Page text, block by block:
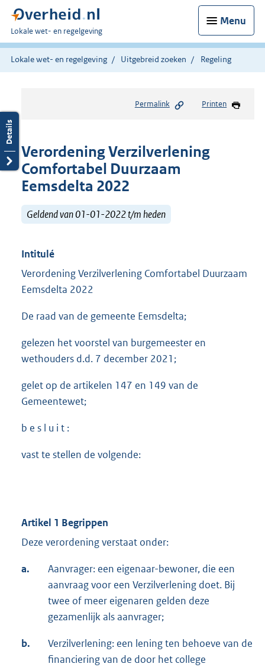
Menu
U
bent
hier:
Lokale wet- en regelgeving
Lokale wet- en regelgeving Uitgebreid zoeken Regeling
Permalink Printen
Verordening Verzilverlening
Comfortabel Duurzaam
Eemsdelta 2022
Geldend van 01-01-2022 t/m heden
Intitulé
Verordening Verzilverlening Comfortabel Duurzaam
Eemsdelta 2022
De raad van de gemeente Eemsdelta;
gelezen het voorstel van burgemeester en
wethouders d.d. 7 december 2021;
gelet op de artikelen 147 en 149 van de
Gemeentewet;
b e s l u i t :
vast te stellen de volgende:
Artikel 1 Begrippen
Deze verordening verstaat onder:
a.
Aanvrager: een eigenaar-bewoner, die een
aanvraag voor een Verzilverlening doet. Bij
twee of meer eigenaren gelden deze
gezamenlijk als aanvrager;
b.
Verzilverlening: een lening ten behoeve van de
financiering van de door het college